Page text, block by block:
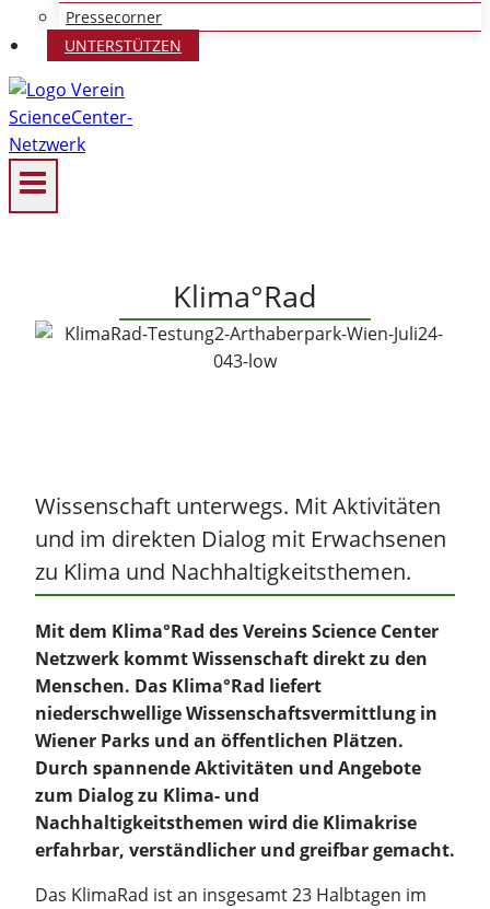
Pressecorner
UNTERSTÜTZEN
Klima°Rad
Wissenschaft unterwegs. Mit Aktivitäten
und im direkten Dialog mit Erwachsenen
zu Klima und Nachhaltigkeitsthemen.
Mit dem Klima°Rad des Vereins Science Center
Netzwerk kommt Wissenschaft direkt zu den
Menschen. Das Klima°Rad liefert
niederschwellige Wissenschaftsvermittlung in
Wiener Parks und an öffentlichen Plätzen.
Durch spannende Aktivitäten und Angebote
zum Dialog zu Klima- und
Nachhaltigkeitsthemen wird die Klimakrise
erfahrbar, verständlicher und greifbar gemacht.
Das KlimaRad ist an insgesamt 23 Halbtagen im